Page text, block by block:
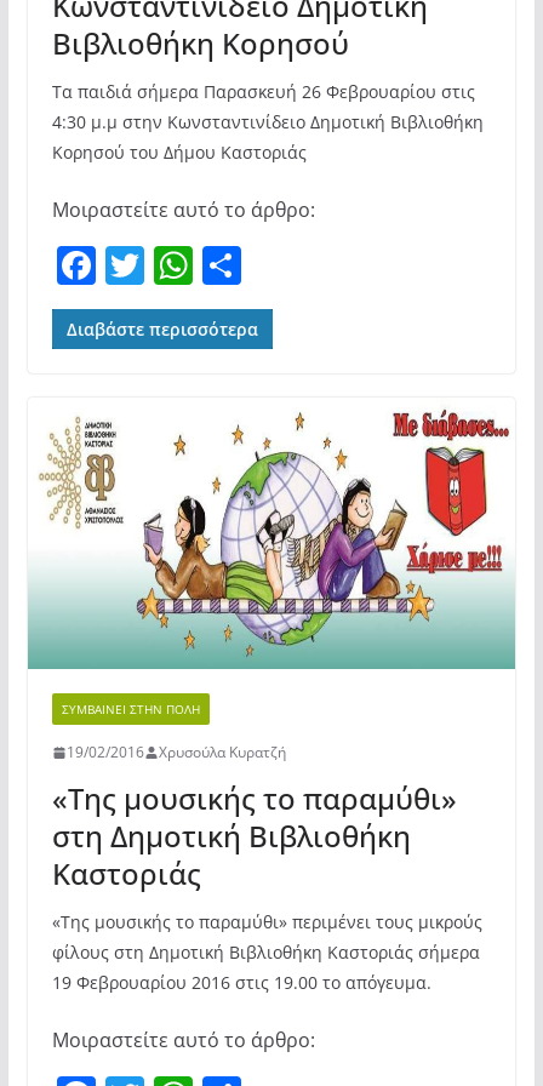
Βιβλιοθήκη Κορησού
Τα παιδιά σήμερα Παρασκευή 26 Φεβρουαρίου στις
4:30 μ.μ στην Κωνσταντινίδειο Δημοτική Βιβλιοθήκη
Κορησού του Δήμου Καστοριάς
Μοιραστείτε αυτό το άρθρο:
F
a
c
b
o
o
k
T
w
itt
W
h
at
p
Μ
οι
ρ
σ
τε
ίτ
ε
Διαβάστε περισσότερα
ΣΥΜΒΑΊΝΕΙ ΣΤΗΝ ΠΌΛΗ
19/02/2016 Χρυσούλα Κυρατζή
«Της μουσικής το παραμύθι»
στη Δημοτική Βιβλιοθήκη
Καστοριάς
«Της μουσικής το παραμύθι» περιμένει τους μικρούς
φίλους στη Δημοτική Βιβλιοθήκη Καστοριάς σήμερα
19 Φεβρουαρίου 2016 στις 19.00 το απόγευμα.
Μοιραστείτε αυτό το άρθρο: